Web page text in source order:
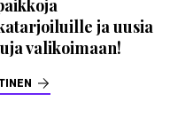
ja uusia
valikoimaan!